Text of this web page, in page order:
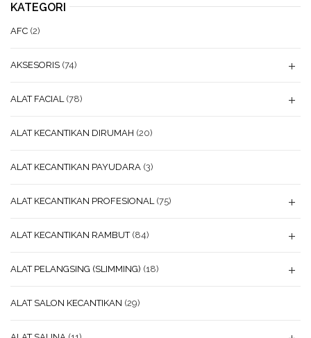
KATEGORI
AFC (2)
AKSESORIS (74)
ALAT FACIAL (78)
ALAT KECANTIKAN DIRUMAH (20)
ALAT KECANTIKAN PAYUDARA (3)
ALAT KECANTIKAN PROFESIONAL (75)
ALAT KECANTIKAN RAMBUT (84)
ALAT PELANGSING (SLIMMING) (18)
ALAT SALON KECANTIKAN (29)